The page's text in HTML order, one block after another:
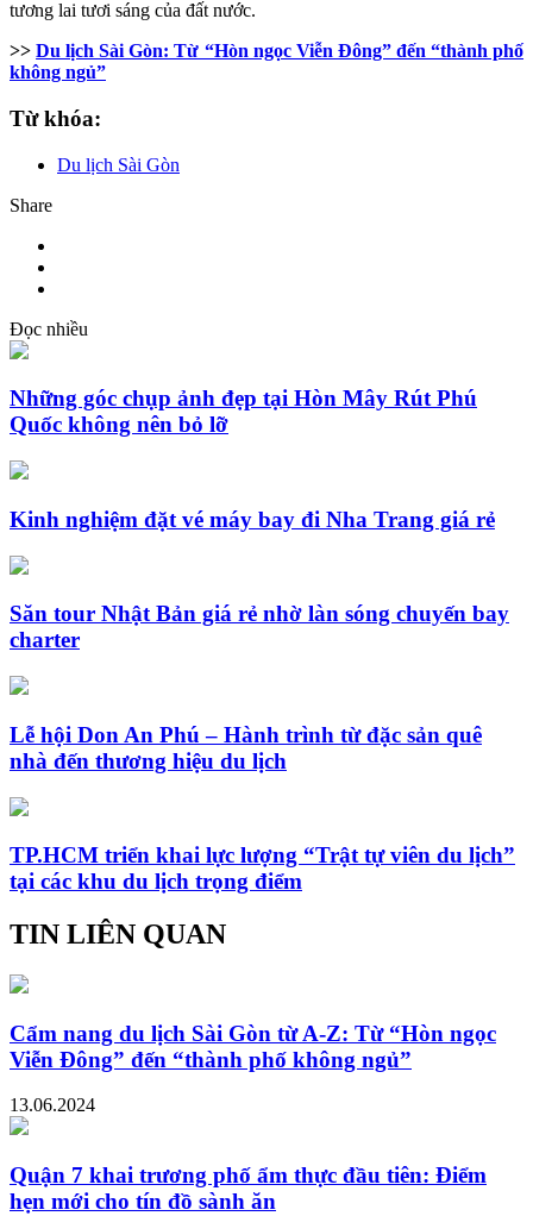
tương lai tươi sáng của đất nước.
>>Du lịch Sài Gòn: Từ “Hòn ngọc Viễn Đông” đến “thành phố
không ngủ”
Từ khóa:
Du lịch Sài Gòn
Share
Đọc nhiều
Những góc chụp ảnh đẹp tại Hòn Mây Rút Phú
Quốc không nên bỏ lỡ
Kinh nghiệm đặt vé máy bay đi Nha Trang giá rẻ
Săn tour Nhật Bản giá rẻ nhờ làn sóng chuyến bay
charter
Lễ hội Don An Phú – Hành trình từ đặc sản quê
nhà đến thương hiệu du lịch
TP.HCM triển khai lực lượng “Trật tự viên du lịch”
tại các khu du lịch trọng điểm
TIN LIÊN QUAN
Cẩm nang du lịch Sài Gòn từ A-Z: Từ “Hòn ngọc
Viễn Đông” đến “thành phố không ngủ”
13.06.2024
Quận 7 khai trương phố ẩm thực đầu tiên: Điểm
hẹn mới cho tín đồ sành ăn